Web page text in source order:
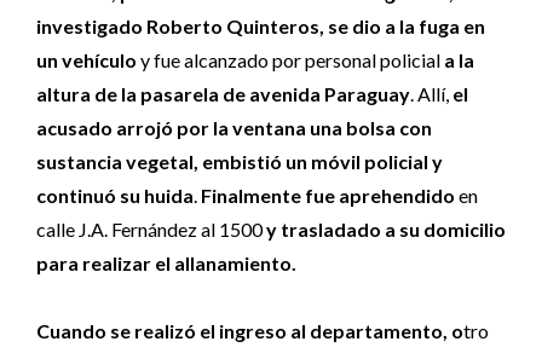
investigado Roberto Quinteros, se dio a la fuga en
un vehículo y fue alcanzado por personal policial a la
altura de la pasarela de avenida Paraguay. Allí, el
acusado arrojó por la ventana una bolsa con
sustancia vegetal, embistió un móvil policial y
continuó su huida. Finalmente fue aprehendido en
calle J.A. Fernández al 1500y trasladado a su domicilio
para realizar el allanamiento.
Cuando se realizó el ingreso al departamento, otro